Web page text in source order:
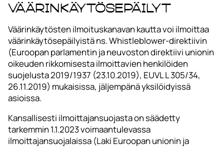
Väärinkäytösepäilyt
Väärinkäytösten ilmoituskanavan kautta voi ilmoittaa
väärinkäytösepäilyistä ns. Whistleblower-direktiivin
(Euroopan parlamentin ja neuvoston direktiivi unionin
oikeuden rikkomisesta ilmoittavien henkilöiden
suojelusta 2019/1937 (23.10.2019), EUVL L 305/34,
26.11.2019) mukaisissa, jäljempänä yksilöidyissä
asioissa.
Kansallisesti ilmoittajansuojasta on säädetty
tarkemmin 1.1.2023 voimaantulevassa
ilmoittajansuojalaissa (Laki Euroopan unionin ja